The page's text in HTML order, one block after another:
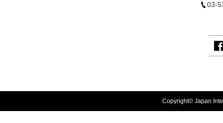
03-
Copyright© Japan